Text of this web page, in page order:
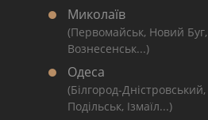
Миколаїв
(Первомайськ, Новий
Вознесенськ...)
Одеса
(Білгород-
Подільськ, Ізмаїл...)